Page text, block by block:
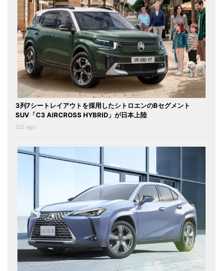
3列7シートレイアウトを採用したシトロエンのBセグメント
SUV「C3 AIRCROSS HYBRID」が日本上陸
2日 ago